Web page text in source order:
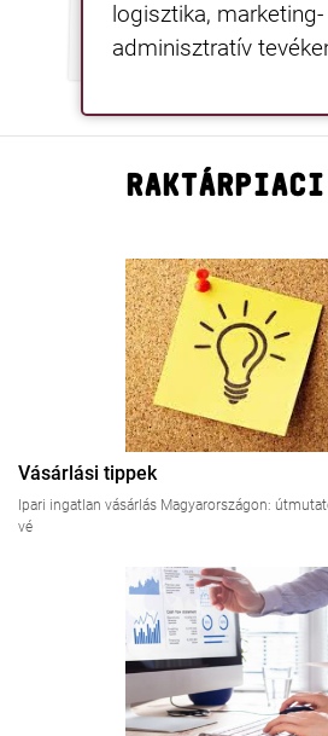
logisztika, marketing-
adminisztratív
Vásárlási tippek
Ipari ingatlan vásárlás Magyarországon:
vé